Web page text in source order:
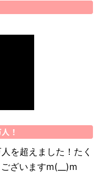
！
を超えました！たく
ざいますm(__)m